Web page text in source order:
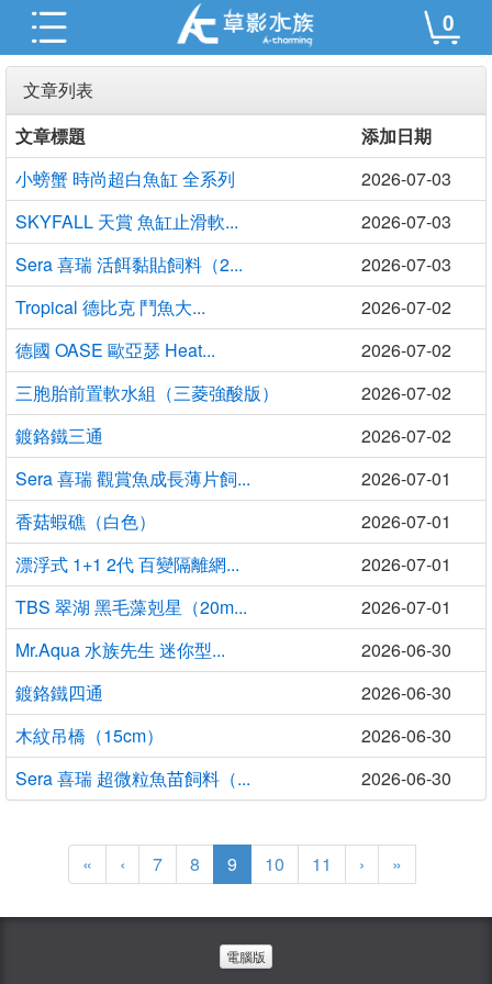
0
文章列表
文章標題
添加日期
小螃蟹 時尚超白魚缸 全系列
2026-07-03
SKYFALL 天賞 魚缸止滑軟...
2026-07-03
Sera 喜瑞 活餌黏貼飼料（2...
2026-07-03
Tropical 德比克 鬥魚大...
2026-07-02
德國 OASE 歐亞瑟 Heat...
2026-07-02
三胞胎前置軟水組（三菱強酸版）
2026-07-02
鍍鉻鐵三通
2026-07-02
Sera 喜瑞 觀賞魚成長薄片飼...
2026-07-01
香菇蝦礁（白色）
2026-07-01
漂浮式 1+1 2代 百變隔離網...
2026-07-01
TBS 翠湖 黑毛藻剋星（20m...
2026-07-01
Mr.Aqua 水族先生 迷你型...
2026-06-30
鍍鉻鐵四通
2026-06-30
木紋吊橋（15cm）
2026-06-30
Sera 喜瑞 超微粒魚苗飼料（...
2026-06-30
« ‹ 7 8 9(current)
10 11 › »
電腦版